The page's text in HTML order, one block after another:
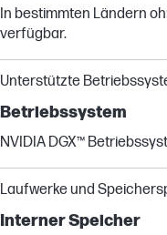
In bestimmten Ländern
verfügbar.
Unterstützte
Betriebssystem
NVIDIA DGX™
Laufwerke und
Interner Speicher